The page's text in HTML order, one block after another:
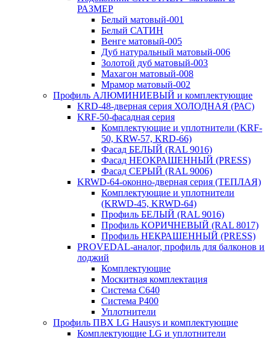
РАЗМЕР
Белый матовый-001
Белый САТИН
Венге матовый-005
Дуб натуральный матовый-006
Золотой дуб матовый-003
Махагон матовый-008
Мрамор матовый-002
Профиль АЛЮМИНИЕВЫЙ и комплектующие
KRD-48-дверная серия ХОЛОДНАЯ (РАС)
KRF-50-фасадная серия
Комплектующие и уплотнители (KRF-
50, KRW-57, KRD-66)
Фасад БЕЛЫЙ (RAL 9016)
Фасад НЕОКРАШЕННЫЙ (PRESS)
Фасад СЕРЫЙ (RAL 9006)
KRWD-64-оконно-дверная серия (ТЕПЛАЯ)
Комплектующие и уплотнители
(KRWD-45, KRWD-64)
Профиль БЕЛЫЙ (RAL 9016)
Профиль КОРИЧНЕВЫЙ (RAL 8017)
Профиль НЕКРАШЕННЫЙ (PRESS)
PROVEDAL-аналог, профиль для балконов и
лоджий
Комплектующие
Москитная комплектация
Система C640
Система P400
Уплотнители
Профиль ПВХ LG Hausys и комплектующие
Комплектующие LG и уплотнители